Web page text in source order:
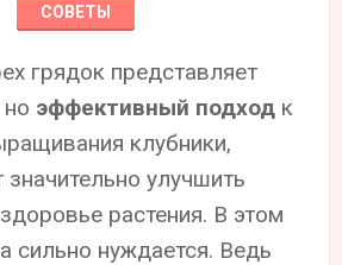
СОВЕТЫ
грядок представляет
эффективный подход к
клубники,
улучшить
растения. В этом
сильно нуждается. Ведь